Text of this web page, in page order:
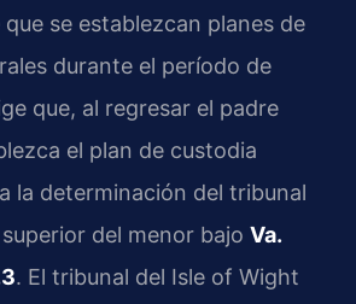
se establezcan planes de
durante el período de
que, al regresar el padre
el plan de custodia
la determinación del tribunal
del menor bajo Va.
. El tribunal del Isle of Wight